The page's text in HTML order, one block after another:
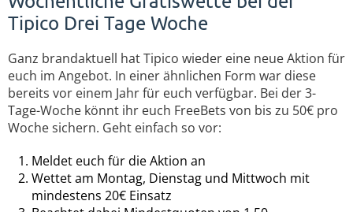
Tipico Drei Tage Woche
Ganz brandaktuell hat Tipico wieder eine neue Aktion für
euch im Angebot. In einer ähnlichen Form war diese
bereits vor einem Jahr für euch verfügbar. Bei der 3-
Tage-Woche könnt ihr euch FreeBets von bis zu 50€ pro
Woche sichern. Geht einfach so vor:
Meldet euch für die Aktion an
Wettet am Montag, Dienstag und Mittwoch mit
mindestens 20€ Einsatz